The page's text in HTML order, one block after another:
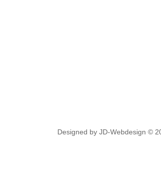
Designed by JD-Webdesign ©